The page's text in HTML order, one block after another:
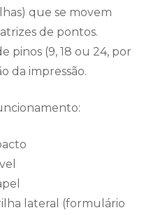
que se movem
de pontos.
pinos (9, 18 ou 24, por
da impressão.
lateral (formulário